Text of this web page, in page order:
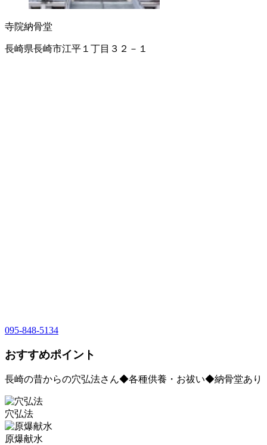
寺院納骨堂
長崎県長崎市江平１丁目３２－１
095-848-5134
おすすめポイント
長崎の昔からの穴弘法さん◆各種供養・お祓い◆納骨堂あり
穴弘法
原爆献水